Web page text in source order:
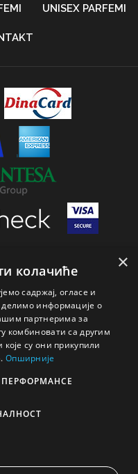
UNISEX PARFEMI
×
колачиће
садржај, огласе и
информације о
партнерима за
комбиновати са другим
су они прикупили
Опширније
ПЕРФОРМАНСЕ